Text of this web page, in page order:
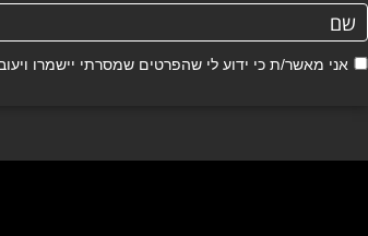
אני מאשר/ת כי ידוע לי שהפרטים שמסרתי יישמרו ויעובדו בהתאם